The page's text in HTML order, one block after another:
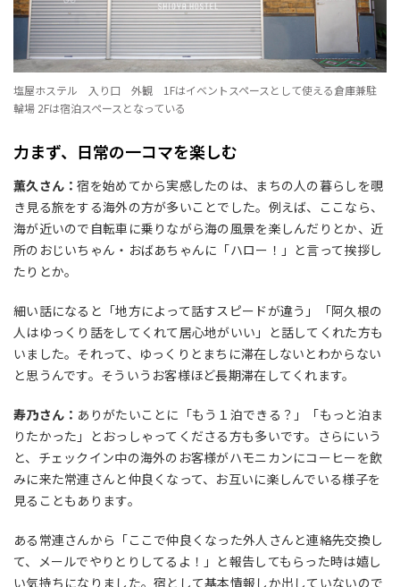
塩屋ホステル 入り口 外観 1Fはイベントスペースとして使える倉庫兼駐
輪場 2Fは宿泊スペースとなっている
力まず、日常の一コマを楽しむ
薫久さん：宿を始めてから実感したのは、まちの人の暮らしを覗
き見る旅をする海外の方が多いことでした。例えば、ここなら、
海が近いので自転車に乗りながら海の風景を楽しんだりとか、近
所のおじいちゃん・おばあちゃんに「ハロー！」と言って挨拶し
たりとか。
細い話になると「地方によって話すスピードが違う」「阿久根の
人はゆっくり話をしてくれて居心地がいい」と話してくれた方も
いました。それって、ゆっくりとまちに滞在しないとわからない
と思うんです。そういうお客様ほど長期滞在してくれます。
寿乃さん： ありがたいことに「もう１泊できる？」「もっと泊ま
りたかった」とおっしゃってくださる方も多いです。さらにいう
と、チェックイン中の海外のお客様がハモニカンにコーヒーを飲
みに来た常連さんと仲良くなって、お互いに楽しんでいる様子を
見ることもあります。
ある常連さんから「ここで仲良くなった外人さんと連絡先交換し
て、メールでやりとりしてるよ！」と報告してもらった時は嬉し
い気持ちになりました。宿として基本情報しか出していないので